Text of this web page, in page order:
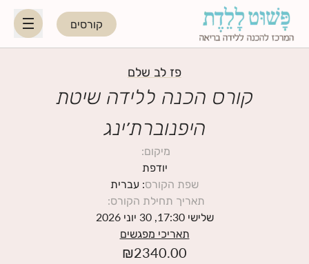
קורסים
היפנוברת׳ינג
תאריכי קורסים קרובים
פז לב שלם
קורס הכנה ללידה שיטת
היפנוברת׳ינג
מיקום:
יודפת
שפת הקורס: עברית
תאריך תחילת הקורס:
שלישי 17:30, 30 יוני 2026
תאריכי מפגשים
₪2340.00